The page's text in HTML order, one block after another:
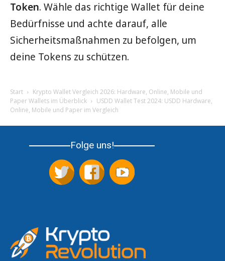
Token. Wähle das richtige Wallet für deine
Bedürfnisse und achte darauf, alle
Sicherheitsmaßnahmen zu befolgen, um
deine Tokens zu schützen.
Start
Krypto Wallet Vergleich 2026: Hardware, Online, Mobile und
Paper Wallets im Überblick
USDD Wallet Test 2024: USDD Hardware,
Online, Mobile und Paper im Vergleich
Folge uns!